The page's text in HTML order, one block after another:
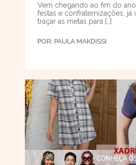
Vem chegando ao fim do
festas e confraternizações, já
traçar as metas para […]
POR: PAULA MAKDISSI